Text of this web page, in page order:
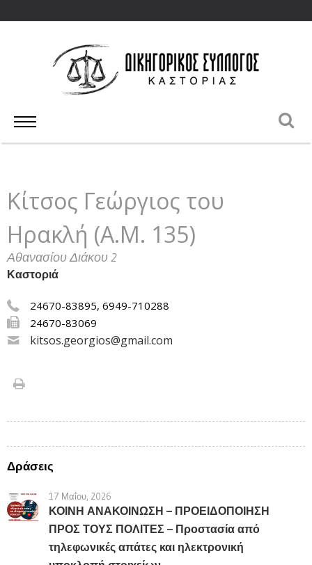
Κίτσος Γεώργιος του
Ηρακλή (Α.Μ. 135)
Αθανασίου Διάκου 2
Καστοριά
24670-83895, 6949-710288
24670-83069
kitsos.georgios@gmail.com
Δράσεις
17 Μαΐου, 2026
ΚΟΙΝΗ ΑΝΑΚΟΙΝΩΣΗ – ΠΡΟΕΙΔΟΠΟΙΗΣΗ
ΠΡΟΣ ΤΟΥΣ ΠΟΛΙΤΕΣ – Προστασία από
τηλεφωνικές απάτες και ηλεκτρονική